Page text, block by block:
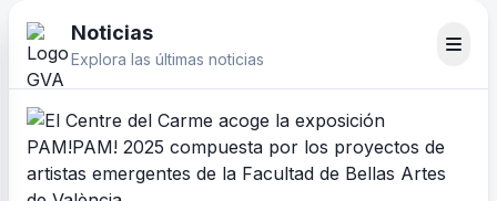
Noticias
Explora las últimas noticias